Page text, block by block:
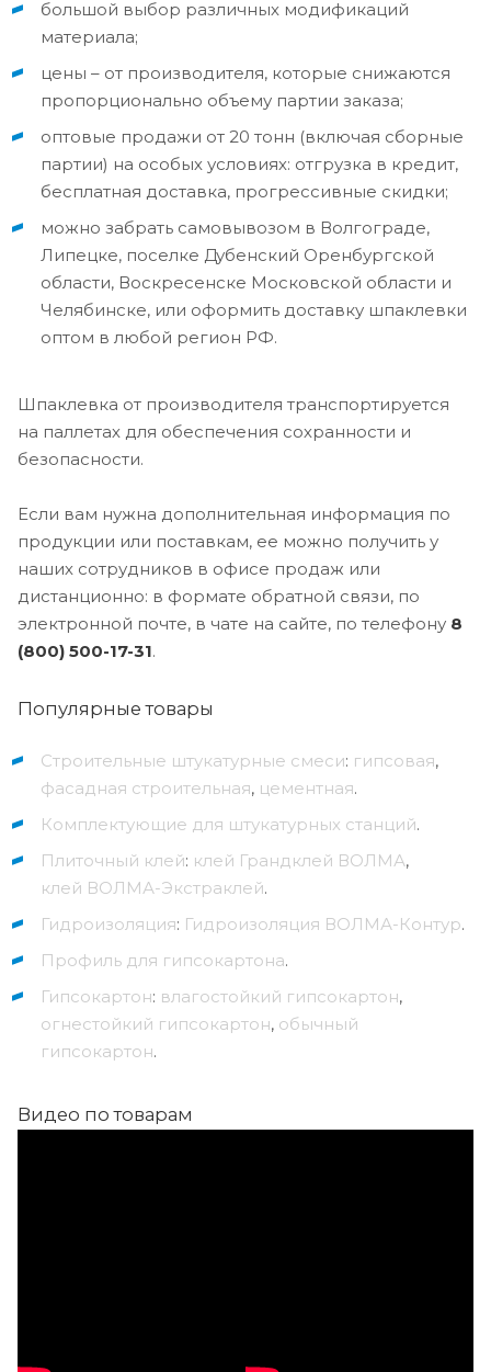
большой выбор различных модификаций
материала;
цены – от производителя, которые снижаются
пропорционально объему партии заказа;
оптовые продажи от 20 тонн (включая сборные
партии) на особых условиях: отгрузка в кредит,
бесплатная доставка, прогрессивные скидки;
можно забрать самовывозом в Волгограде,
Липецке, поселке Дубенский Оренбургской
области, Воскресенске Московской области и
Челябинске, или оформить доставку шпаклевки
оптом в любой регион РФ.
Шпаклевка от производителя транспортируется
на паллетах для обеспечения сохранности и
безопасности.
Если вам нужна дополнительная информация по
продукции или поставкам, ее можно получить у
наших сотрудников в офисе продаж или
дистанционно: в формате обратной связи, по
электронной почте, в чате на сайте, по телефону 8
(800) 500-17-31.
Популярные товары
Строительные штукатурные смеси: гипсовая,
фасадная строительная, цементная.
Комплектующие для штукатурных станций.
Плиточный клей: клей Грандклей ВОЛМА,
клей ВОЛМА-Экстраклей.
Гидроизоляция: Гидроизоляция ВОЛМА-Контур.
Профиль для гипсокартона.
Гипсокартон: влагостойкий гипсокартон,
огнестойкий гипсокартон, обычный
гипсокартон.
Видео по товарам